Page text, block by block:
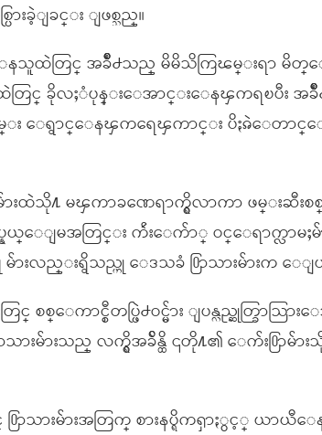
းခဲ့ျခင္း ျဖစ္သည္။
းေနသူထဲတြင္ အခ်ိဳ႕သည္ မိမိသိကြၽမ္းရာ မိတ္ေ
ထဲတြင္ ခိုလႈံပုန္းေအာင္းေနၾကရၿပီး အ
တိမ္း ေရွာင္ေနၾကရေၾကာင္း ပိႏၷဲေတာင္
မ်ားထဲသို႔ မၾကာခဏေရာက္ရွိလာကာ ဖမ္းဆီးစ
ယ္ေျမအတြင္း က်ဴးေက်ာ္ ဝင္ေရာက္လာမႈမ်
ားလည္းရွိသည္ဟု ေဒသခံ ႐ြာသားမ်ားက ေျ
စစ္ေကာင္စီတပ္ဖြဲ႕ဝင္မ်ား ျပန္လည္ဆုတ္ခြာသြာ
သားမ်ားသည္ လက္ရွိအခ်ိန္ထိ ၎တို႔၏ ေက်း႐ြာမ်ာ
ာသားမ်ားအတြက္ စားနပ္ရိကၡာႏွင့္ ယာယီ